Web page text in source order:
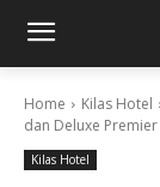
Home Kilas Hotel
dan Deluxe
Kilas Hotel